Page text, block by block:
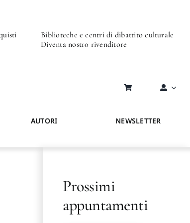
Biblioteche e centri di dibattito culturale
Diventa nostro rivenditore
AUTORI NEWSLETTER
Prossimi
appuntamenti